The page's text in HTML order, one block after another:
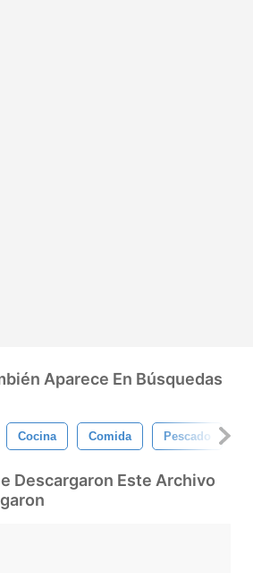
Aparece En Búsquedas
Cocina Comida Pescado
Descargaron Este Archivo